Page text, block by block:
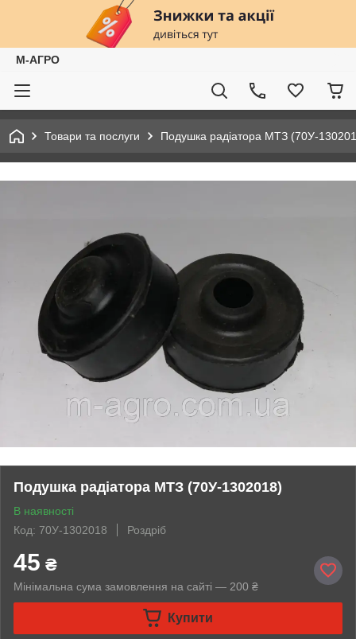
М-АГРО
Товари та послуги Подушка радіатора МТЗ (70У-
Подушка радіатора МТЗ (70У-1302018)
В наявності
Код: 70У-1302018
Роздріб
45 ₴
Мінімальна сума замовлення на сайті — 200 ₴
Купити